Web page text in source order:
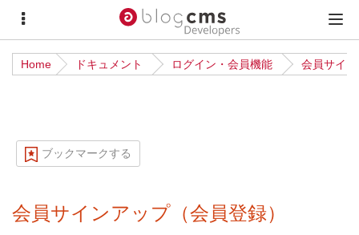
サ
イ
ド
ュ
メ
イ
ン
Home ドキュメント ログイン・会員機能 会員サイ
ブックマークする
会員サインアップ（会員登録）